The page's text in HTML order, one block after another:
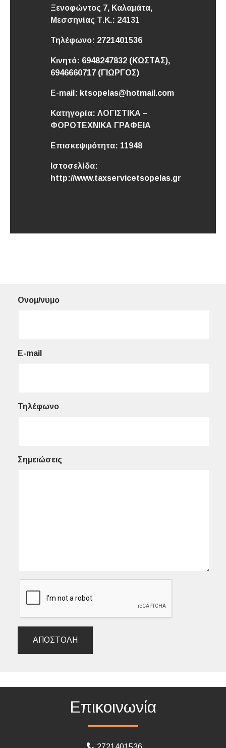
Ξενοφώντος 7, Καλαμάτα,
Μεσσηνίας Τ.Κ.: 24131
Τηλέφωνο: 2721401536
Κινητό: 6948247832 (ΚΩΣΤΑΣ),
6946660717 (ΓΙΩΡΓΟΣ)
E-mail: ktsopelas@hotmail.com
Κατηγορία: ΛΟΓΙΣΤΙΚΑ –
ΦΟΡΟΤΕΧΝΙΚΑ ΓΡΑΦΕΙΑ
Επισκεψιμότητα: 11948
Ιστοσελίδα:
http://www.taxservicetsopelas.gr
Ονομ/νυμο
E-mail
Τηλέφωνο
Σημειώσεις
ΑΠΟΣΤΟΛΉ
Επικοινωνία